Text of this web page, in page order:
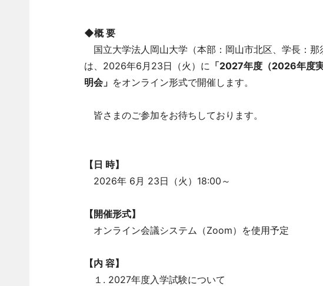
◆概 要
国立大学法人岡山大学（本部：岡山市北区、学長：
は、2026年6月23日（火）に 「2027年度（2026年度
明会」 をオンライン形式で開催します。
皆さまのご参加をお待ちしております。
【日 時】
2026年 6月 23日（火）18:00～
【開催形式】
オンライン会議システム（Zoom）を使用予定
【内 容】
１. 2027年度入学試験について